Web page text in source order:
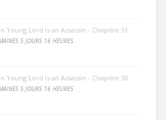
Young Lord is an Assassin - Chapitre 51
5 JOURS 16 HEURES
Young Lord is an Assassin - Chapitre 50
5 JOURS 16 HEURES